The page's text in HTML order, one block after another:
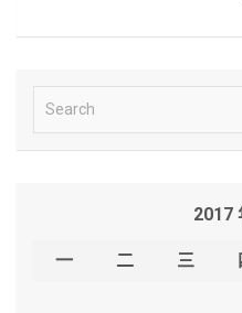
e
2017
一 二 三